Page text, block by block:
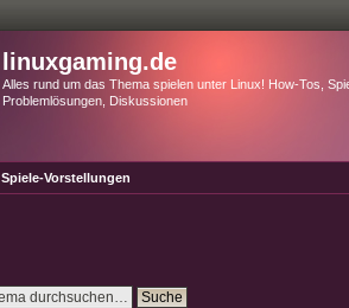
linuxgaming.de
Alles rund um das Thema spielen unter Linux! How-Tos,
Problemlösungen, Diskussionen
Spiele-Vorstellungen